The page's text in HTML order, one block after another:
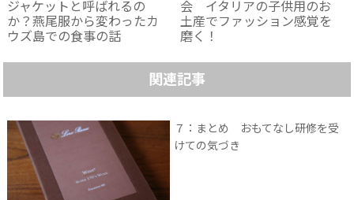
ジャケットと呼ばれるの
か？燕尾服から変わったカ
ウズ島での食事の話
会 イタリアの子供用のお
土産でファッション感覚を
磨く！
関連記事
７：まとめ おもてなし研修を受
けての気づき